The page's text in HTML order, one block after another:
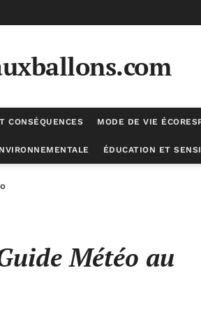
CONSÉQUENCES MODE DE VIE
ÉDUCATION ET
Canada
Météo au